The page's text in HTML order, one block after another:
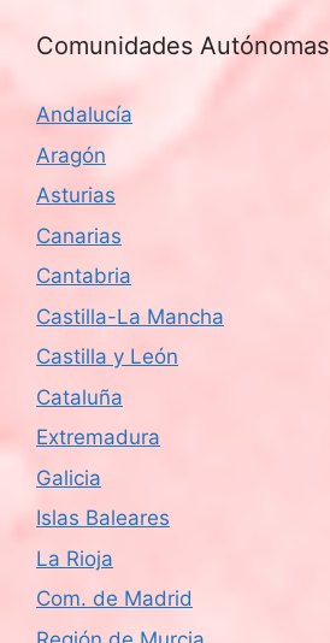
Comunidades Autónomas
Andalucía
Aragón
Asturias
Canarias
Cantabria
Castilla-La Mancha
Castilla y León
Cataluña
Extremadura
Galicia
Islas Baleares
La Rioja
Com. de Madrid